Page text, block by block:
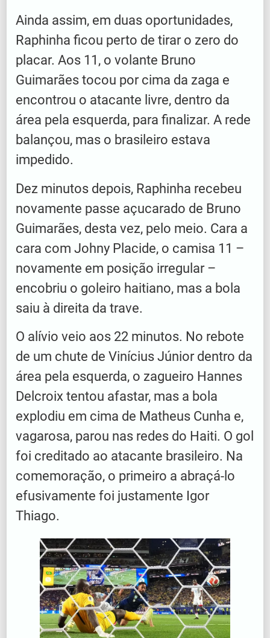
Ainda assim, em duas oportunidades,
Raphinha ficou perto de tirar o zero do
placar. Aos 11, o volante Bruno
Guimarães tocou por cima da zaga e
encontrou o atacante livre, dentro da
área pela esquerda, para finalizar. A rede
balançou, mas o brasileiro estava
impedido.
Dez minutos depois, Raphinha recebeu
novamente passe açucarado de Bruno
Guimarães, desta vez, pelo meio. Cara a
cara com Johny Placide, o camisa 11 –
novamente em posição irregular –
encobriu o goleiro haitiano, mas a bola
saiu à direita da trave.
O alívio veio aos 22 minutos. No rebote
de um chute de Vinícius Júnior dentro da
área pela esquerda, o zagueiro Hannes
Delcroix tentou afastar, mas a bola
explodiu em cima de Matheus Cunha e,
vagarosa, parou nas redes do Haiti. O gol
foi creditado ao atacante brasileiro. Na
comemoração, o primeiro a abraçá-lo
efusivamente foi justamente Igor
Thiago.